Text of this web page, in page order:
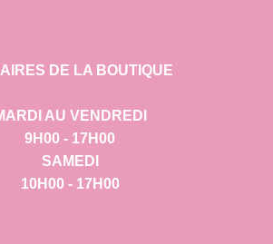
DE LA BOUTIQUE
AU VENDREDI
9H00 - 17H00
SAMEDI
10H00 - 17H00